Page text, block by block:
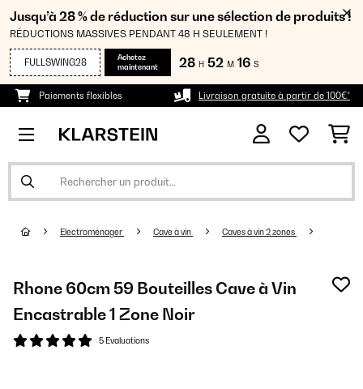
Jusqu’à 28 % de réduction sur une sélection de produits !
RÉDUCTIONS MASSIVES PENDANT 48 H SEULEMENT !
FULLSWING28
Achetez
maintenant
28 H 52 M 16 S
Paiements flexibles Livraison gratuite à partir de 100€*
Electroménager Cave à vin Caves à vin 2 zones
Rhone 60cm 59 Bouteilles Cave à Vin
Encastrable 1 Zone Noir
5 Evaluations